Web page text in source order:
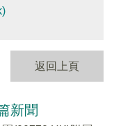
返回上頁
新聞